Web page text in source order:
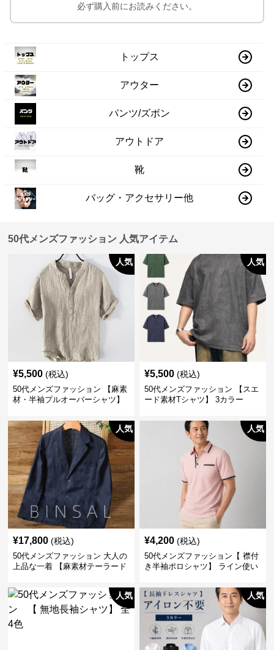
必ず購入前にお読みください。
トップス
アウター
パンツ/ズボン
アウトドア
靴
バッグ・アクセサリー他
50代メンズファッション 人気アイテム
人気
¥5,500 (税込)
50代メンズファッション 【麻素
材・半袖プルオーバーシャツ】
人気
¥5,500 (税込)
50代メンズファッション 【スエ
ード素材Tシャツ】 3カラー
人気
¥17,800 (税込)
50代メンズファッション 大人の
上品な一着 【麻素材テーラード
人気
¥4,200 (税込)
50代メンズファッション【 襟付
き半袖ポロシャツ】 ライン使い
人気 人気